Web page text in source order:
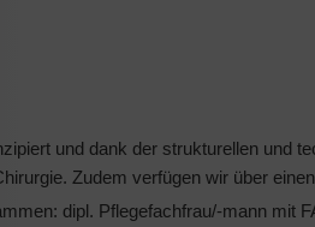
und dank der strukturellen und
Zudem verfügen wir über
dipl. Pflegefachfrau/-mann mit